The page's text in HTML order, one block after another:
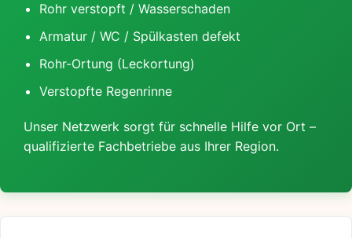
Rohr verstopft / Wasserschaden
Armatur / WC / Spülkasten defekt
Rohr-Ortung (Leckortung)
Verstopfte Regenrinne
Unser Netzwerk sorgt für schnelle Hilfe vor Ort –
qualifizierte Fachbetriebe aus Ihrer Region.